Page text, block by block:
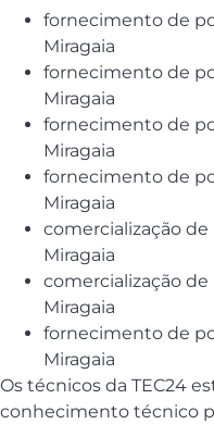
fornecimento de
Miragaia
fornecimento de
Miragaia
fornecimento de
Miragaia
fornecimento de
Miragaia
comercialização
Miragaia
comercialização
Miragaia
fornecimento de
Miragaia
Os técnicos da TEC24
conhecimento técnico